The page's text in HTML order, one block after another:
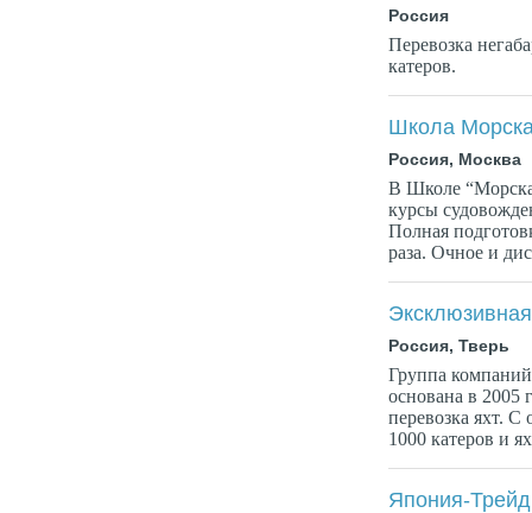
Россия
Перевозка
катеров.
Школа
Россия, Москва
В Школе
курсы
Полная
раза. Очное и
Россия, Тверь
Группа
основана в 2005
перевозка яхт. С
1000 катеров и
Япония-Трейд